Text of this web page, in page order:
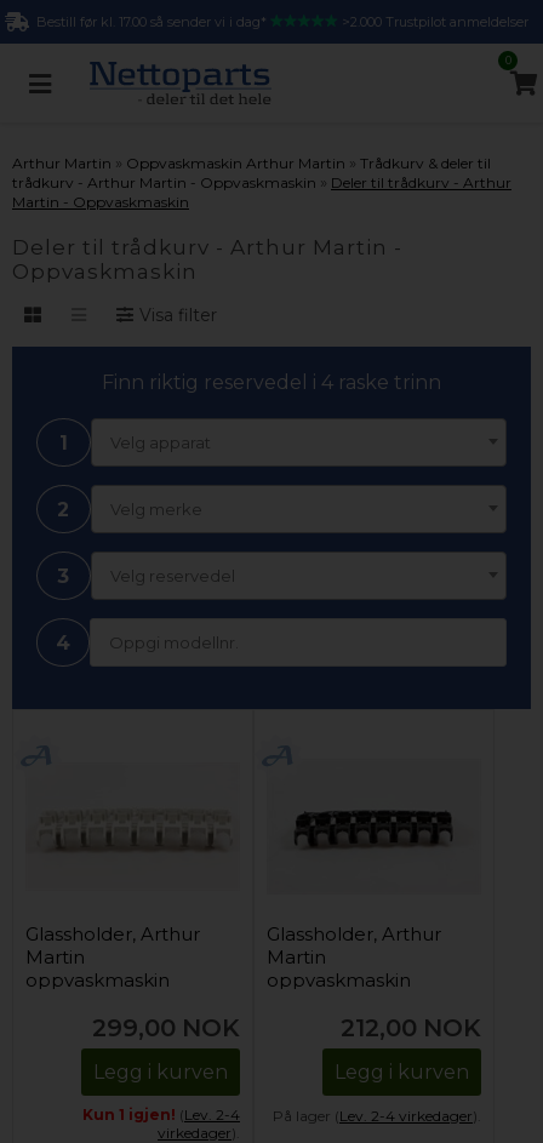
Bestill før kl. 17.00 så sender vi i dag* >2.000 Trustpilot anmeldelser
0
Arthur Martin » Oppvaskmaskin Arthur Martin » Trådkurv & deler til
trådkurv - Arthur Martin - Oppvaskmaskin » Deler til trådkurv - Arthur
Martin - Oppvaskmaskin
Deler til trådkurv - Arthur Martin -
Oppvaskmaskin
Visa filter
Finn riktig reservedel i 4 raske trinn
1 Velg apparat
2 Velg merke
3 Velg reservedel
4
Glassholder, Arthur
Martin
oppvaskmaskin
299,00 NOK
Legg i kurven
Kun 1 igjen! (Lev. 2-4
virkedager).
Glassholder, Arthur
Martin
oppvaskmaskin
212,00 NOK
Legg i kurven
På lager (Lev. 2-4 virkedager).